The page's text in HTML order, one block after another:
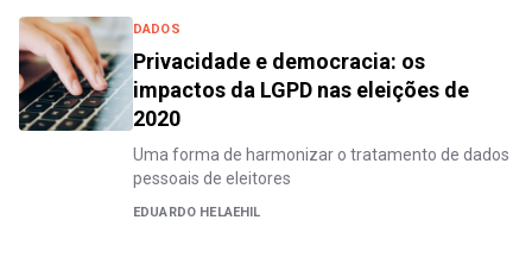
DADOS
Privacidade e democracia: os
impactos da LGPD nas eleições de
2020
Uma forma de harmonizar o tratamento de dados
pessoais de eleitores
EDUARDO HELAEHIL